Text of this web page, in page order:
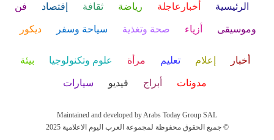
الرئيسية أخبارعاجلة رياضة ثقافة إقتصاد فن
وموسيقى أزياء صحة وتغذية سياحة وسفر ديكور
أخبار إعلام تعليم مرأة علوم وتكنولوجيا بيئة
مدونات أبراج فيديو سيارات
Maintained and developed by Arabs Today Group SAL
جميع الحقوق محفوظة لمجموعة العرب اليوم الاعلامية 2025 ©